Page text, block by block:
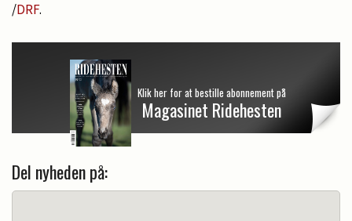
/DRF.
Klik her for at bestille abonnement på
Magasinet Ridehesten
Del nyheden på: